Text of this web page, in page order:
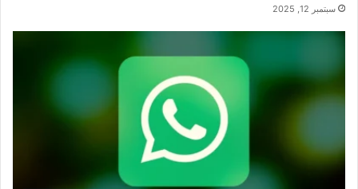
سبتمبر 12, 2025